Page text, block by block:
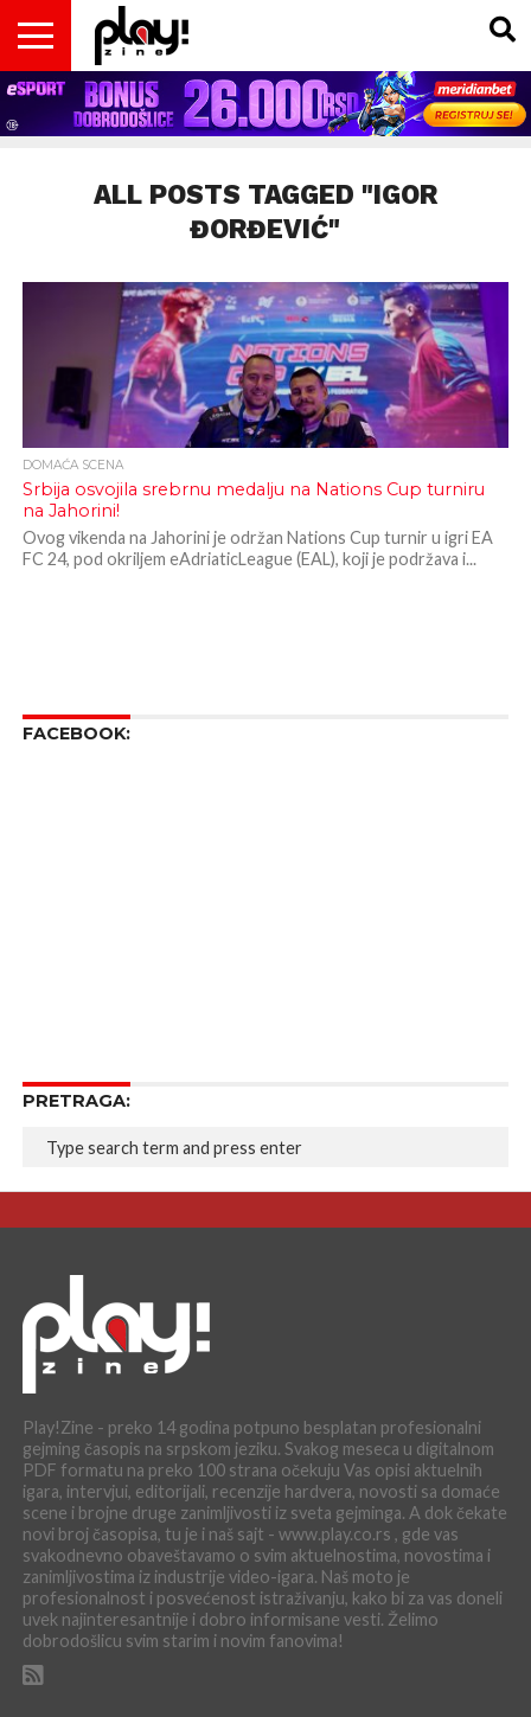
VESTI
MAGAZIN
PLAY!RETRO
PLAY!CAST
PLAY!CON
PLAY!BIZ
INSIDER
OPISI
IGARA
DOMAĆA
SCENA
INTERVJUI
GADGETS
FILM
& TV
KOLUMNE
ALL POSTS TAGGED "IGOR
ĐORĐEVIĆ"
DOMAĆA SCENA
Srbija osvojila srebrnu medalju na Nations Cup turniru
na Jahorini!
Ovog vikenda na Jahorini je održan Nations Cup turnir u igri EA
FC 24, pod okriljem eAdriaticLeague (EAL), koji je podržava i...
FACEBOOK:
PRETRAGA:
Play!Zine - preko 14 godina potpuno besplatan profesionalni
gejming časopis na srpskom jeziku. Svakog meseca u digitalnom
PDF formatu na preko 100 strana očekuju Vas opisi aktuelnih
igara, intervjui, editorijali, recenzije hardvera, novosti sa domaće
scene i brojne druge zanimljivosti iz sveta gejminga. A dok čekate
novi broj časopisa, tu je i naš sajt - www.play.co.rs , gde vas
svakodnevno obaveštavamo o svim aktuelnostima, novostima i
zanimljivostima iz industrije video-igara. Naš moto je
profesionalnost i posvećenost istraživanju, kako bi za vas doneli
uvek najinteresantnije i dobro informisane vesti. Želimo
dobrodošlicu svim starim i novim fanovima!